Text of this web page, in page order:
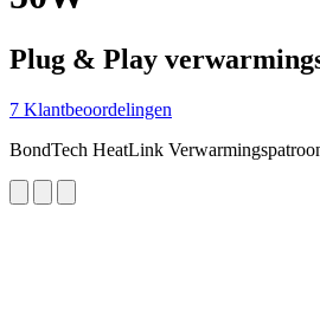
Plug & Play
7 Klantbeoordelingen
BondTech HeatLink